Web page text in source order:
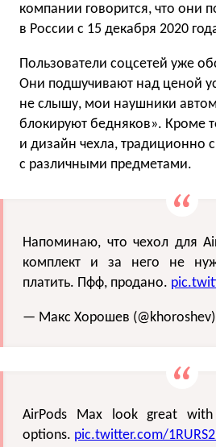
компании говорится, что они
в России с 15 декабря 2020
Пользователи соцсетей уже
Они подшучивают над ценой
не слышу, мои наушники
блокируют бедняков». Кроме
и дизайн чехла, традиционно
с различными предметами.
Напоминаю, что чехол для
комплект и за него не
платить. Пфф, продано.
— Макс Хорошев (@khoroshev)
AirPods Max look great
options. pic.twitter.com/